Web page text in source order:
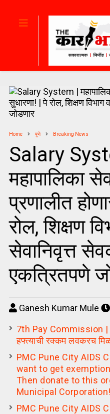
Home पुणे Breaking News
Salary
महापालिका
प्रणालीत
रोल, शिक्षण
सेवानिवृत्त
एकत्रितपणे
Ganesh Kumar Mule
7th Pay Commission | ७
हफ्त्याची रक्कम लवकरच
PMC Pune City AIDS
want to get
Then donate to this
Municipal Corporation!
PMC Pune City AIDS